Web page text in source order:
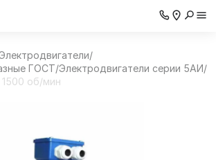
/
ГОСТ/Электродвигатели серии 5АИ/
об/мин